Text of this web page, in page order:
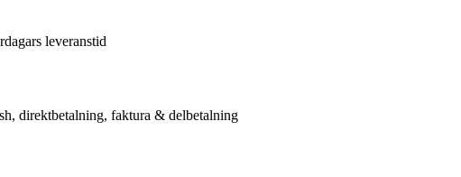
leveranstid
direktbetalning, faktura & delbetalning